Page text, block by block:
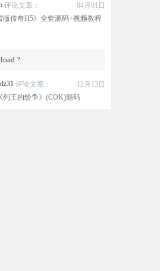
评论文章：
04月01日
版传奇H5》全套源码+视频教程
?
评论文章：
12月13日
列王的纷争》(COK)源码